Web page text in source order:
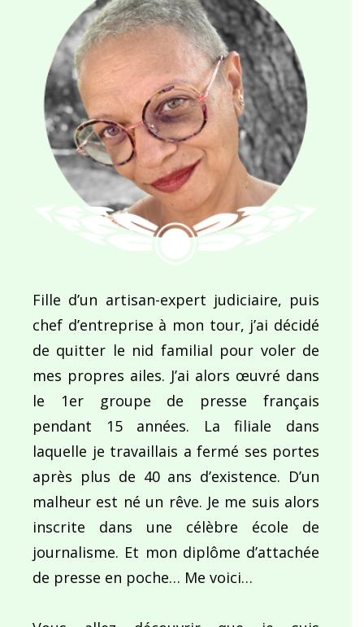
Fille d’un artisan-expert judiciaire, puis
chef d’entreprise à mon tour, j’ai décidé
de quitter le nid familial pour voler de
mes propres ailes. J’ai alors œuvré dans
le 1er groupe de presse français
pendant 15 années. La filiale dans
laquelle je travaillais a fermé ses portes
après plus de 40 ans d’existence. D’un
malheur est né un rêve. Je me suis alors
inscrite dans une célèbre école de
journalisme. Et mon diplôme d’attachée
de presse en poche… Me voici…